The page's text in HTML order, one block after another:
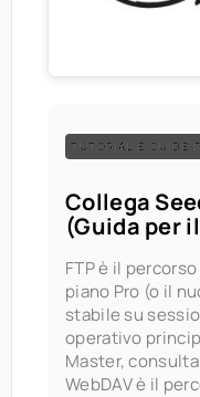
TUTORIAL E GUIDE
Collega
(Guida per
FTP è il
piano Pro (o il
stabile su
operativo
Master,
WebDAV è il